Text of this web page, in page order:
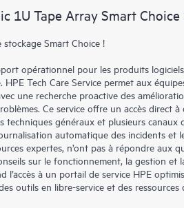
service permettent aux Clients
sélectionnées. Le service HPE Tech
l’excellence opérationnelle et
au cloud.
1U Tape Array Smart Choice
stockage Smart Choice !
opérationnel pour les produits
Tech Care Service permet aux
une recherche proactive des
Ce service offre un accès direct à
techniques généraux et plusieurs
automatique des incidents et
expertes, n’ont pas à répondre aux
sur le fonctionnement, la gestion et
l’accès à un portail de service HPE
outils en libre-service et des ressources